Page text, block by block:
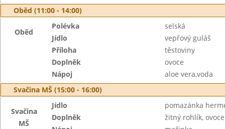
Oběd (11:00 - 14:00)
Oběd
Polévka
selská
Jídlo
vepřový guláš
Příloha
těstoviny
Doplněk
ovoce
Nápoj
aloe vera,voda
Svačina MŠ (15:00 - 16:00)
Svačina
MŠ
Jídlo
pomazánka
Doplněk
žitný rohlík, ovoce